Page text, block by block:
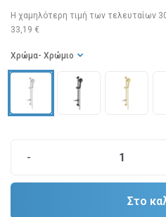
Η χαμηλότερη τιμή των τελευταίων
33,19 €
Χρώμα - Χρώμιο
-
Στο